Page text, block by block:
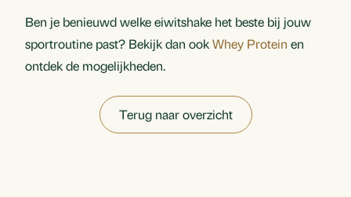
Ben je benieuwd welke eiwitshake het beste bij jouw
sportroutine past? Bekijk dan ookWhey Protein en
ontdek de mogelijkheden.
Terug naar overzicht